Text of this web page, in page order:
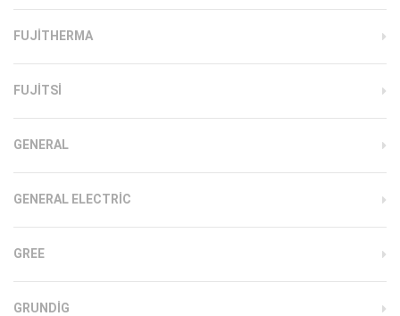
FUJITHERMA
FUJITSI
GENERAL
GENERAL ELECTRIC
GREE
GRUNDIG